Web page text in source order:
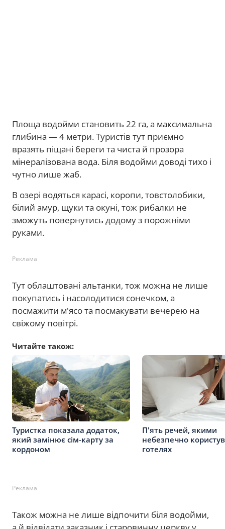
Площа водойми становить 22 га, а максимальна
глибина — 4 метри. Туристів тут приємно
вразять піщані береги та чиста й прозора
мінералізована вода. Біля водойми доводі тихо і
чутно лише жаб.
В озері водяться карасі, коропи, товстолобики,
білий амур, щуки та окуні, тож рибалки не
зможуть повернутись додому з порожніми
руками.
Реклама
Тут облаштовані альтанки, тож можна не лише
покупатись і насолодитися сонечком, а
посмажити м'ясо та посмакувати вечерею на
свіжому повітрі.
Читайте також:
Туристка показала додаток,
який замінює сім-карту за
кордоном
П'ять речей, якими
небезпечно
готелях
Реклама
Також можна не лише відпочити біля водойми,